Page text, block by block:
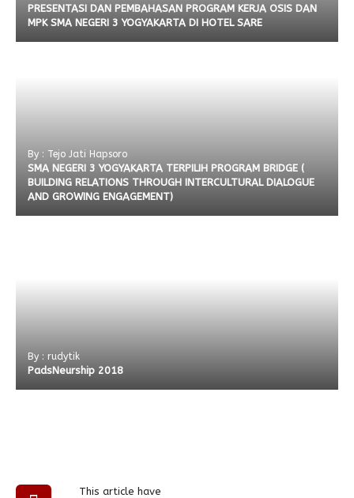
PRESENTASI DAN PEMBAHASAN PROGRAM KERJA OSIS DAN
MPK SMA NEGERI 3 YOGYAKARTA DI HOTEL SARE
By : Tejo Jati Hapsoro
SMA NEGERI 3 YOGYAKARTA TERPILIH PROGRAM BRIDGE (
BUILDING RELATIONS THROUGH INTERCULTURAL DIALOGUE
AND GROWING ENGAGEMENT)
By : rudytik
PadsNeurship 2018
This article have